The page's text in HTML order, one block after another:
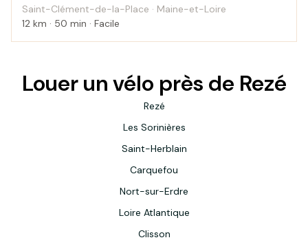
Saint-Clément-de-la-Place · Maine-et-Loire
12 km · 50 min · Facile
Louer un vélo près de Rezé
Rezé
Les Sorinières
Saint-Herblain
Carquefou
Nort-sur-Erdre
Loire Atlantique
Clisson